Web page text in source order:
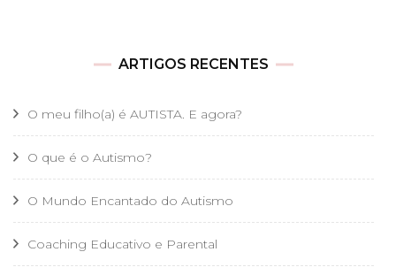
ARTIGOS RECENTES
O meu filho(a) é AUTISTA. E agora?
O que é o Autismo?
O Mundo Encantado do Autismo
Coaching Educativo e Parental